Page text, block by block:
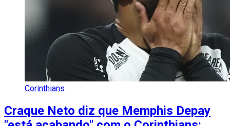
Corinthians
Craque Neto diz que Memphis Depay